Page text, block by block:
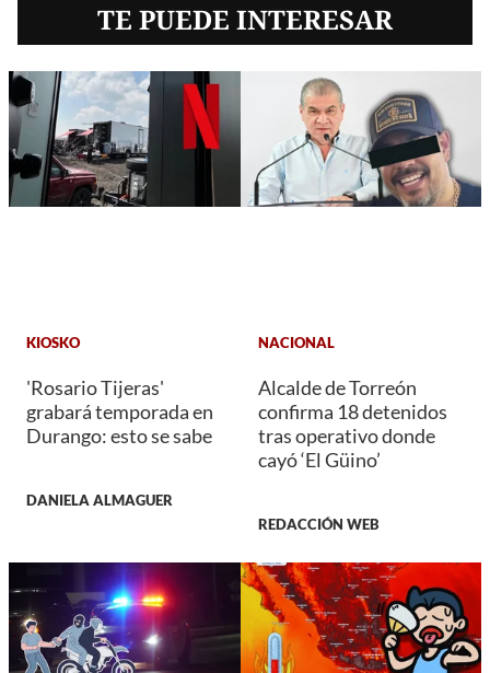
TE PUEDE INTERESAR
KIOSKO
'Rosario Tijeras'
grabará temporada en
Durango: esto se sabe
DANIELA ALMAGUER
NACIONAL
Alcalde de Torreón
confirma 18 detenidos
tras operativo donde
cayó ‘El Güino’
REDACCIÓN WEB